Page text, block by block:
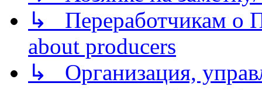
↳ Переработчикам о
about producers
↳ Организация,